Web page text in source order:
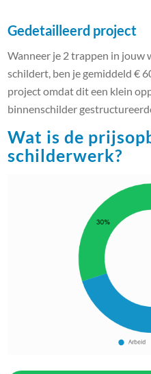
Gedetailleerd project
Wanneer je 2 trappen in jouw
schildert, ben je gemiddeld €
project omdat dit een klein
binnenschilder
Wat is de
schilderwerk?